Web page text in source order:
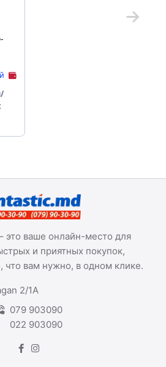
это ваше онлайн-место для
и приятных покупок,
что вам нужно, в одном клике.
2/1A
079 903090
022 903090